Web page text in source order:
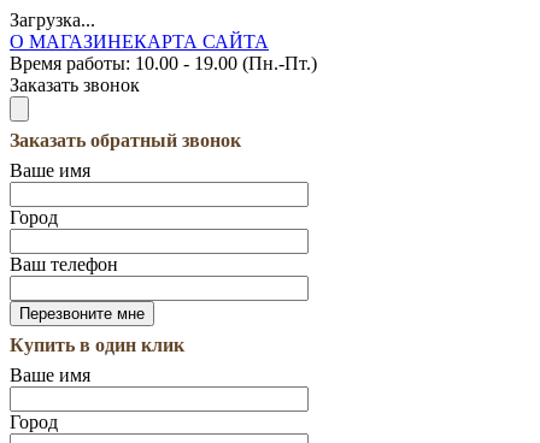
Загрузка...
О МАГАЗИНЕКАРТА САЙТА
Время работы: 10.00 - 19.00 (Пн.-Пт.)
Заказать звонок
Заказать обратный звонок
Ваше имя
Город
Ваш телефон
Купить в один клик
Ваше имя
Город